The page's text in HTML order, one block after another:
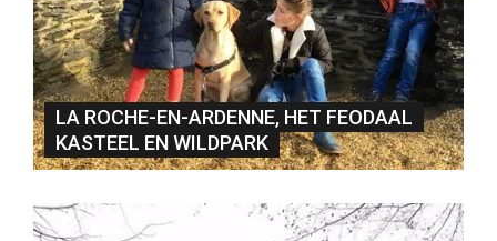
LA ROCHE-EN-ARDENNE, HET FEODAAL
KASTEEL EN WILDPARK